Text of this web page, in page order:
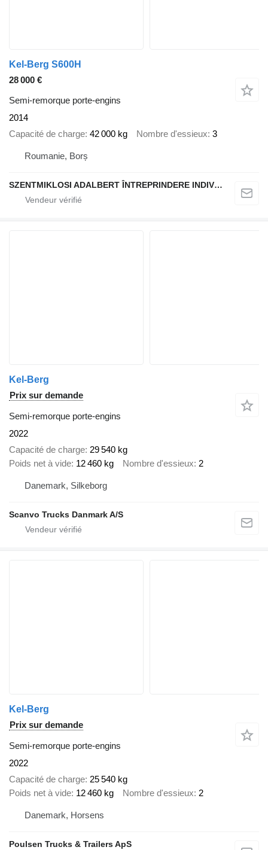
Kel-Berg S600H
28 000 €
Semi-remorque porte-engins
2014
Capacité de charge 42 000 kg Nombre d'essieux 3
Roumanie, Borș
SZENTMIKLOSI ADALBERT ÎNTREPRINDERE INDIVIDUALĂ
Kel-Berg
Prix sur demande
Semi-remorque porte-engins
2022
Capacité de charge 29 540 kg
Poids net à vide 12 460 kg Nombre d'essieux 2
Danemark, Silkeborg
Scanvo Trucks Danmark A/S
Kel-Berg
Prix sur demande
Semi-remorque porte-engins
2022
Capacité de charge 25 540 kg
Poids net à vide 12 460 kg Nombre d'essieux 2
Danemark, Horsens
Poulsen Trucks & Trailers ApS